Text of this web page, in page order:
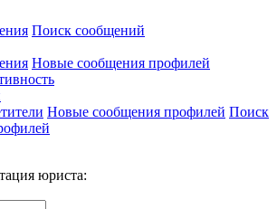
Поиск сообщений
Новые сообщения профилей
Новые сообщения профилей Поиск
юриста: